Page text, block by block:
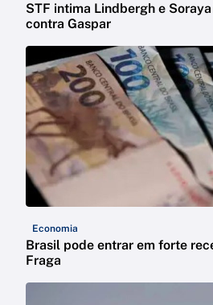
STF intima Lindbergh e
contra Gaspar
Economia
Brasil pode entrar em forte
Fraga